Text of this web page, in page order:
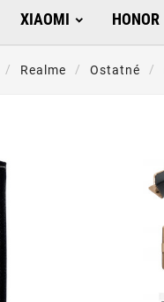
XIAOMI HONOR
Realme Ostatné